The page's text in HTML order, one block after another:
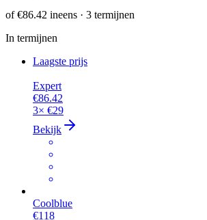
of€86.42 ineens · 3 termijnen
In termijnen
Laagste prijs
Expert
€86.42
3× €29
Bekijk
Coolblue
€118